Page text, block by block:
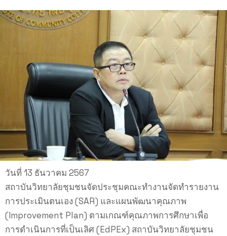
วันที่ 13 ธันวาคม 2567
สถาบันวิทยาลัยชุมชนจัดประชุมคณะทำงานจัดทำรายงาน
การประเมินตนเอง (SAR) และแผนพัฒนาคุณภาพ
(Improvement Plan) ตามเกณฑ์คุณภาพการศึกษาเพื่อ
การดำเนินการที่เป็นเลิศ (EdPEx) สถาบันวิทยาลัยชุมชน